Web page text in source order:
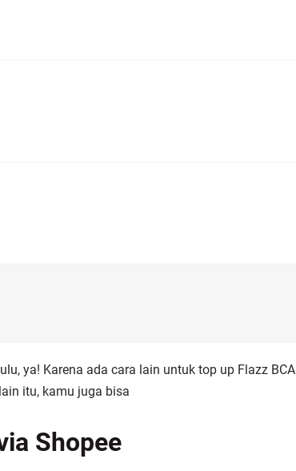
ya! Karena ada cara lain untuk top up Flazz BCA
itu, kamu juga bisa
Shopee